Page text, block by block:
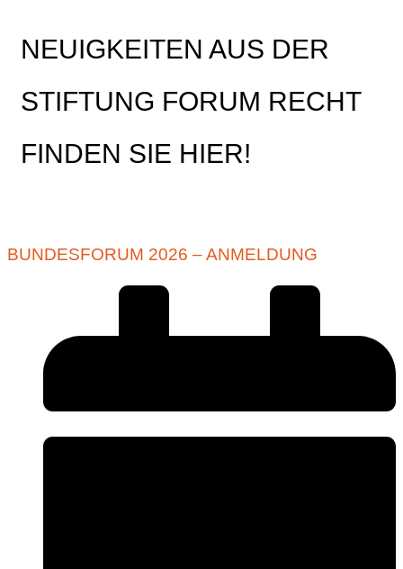
NEUIGKEITEN AUS DER
STIFTUNG FORUM RECHT
FINDEN SIE HIER!
BUNDESFORUM 2026 – ANMELDUNG